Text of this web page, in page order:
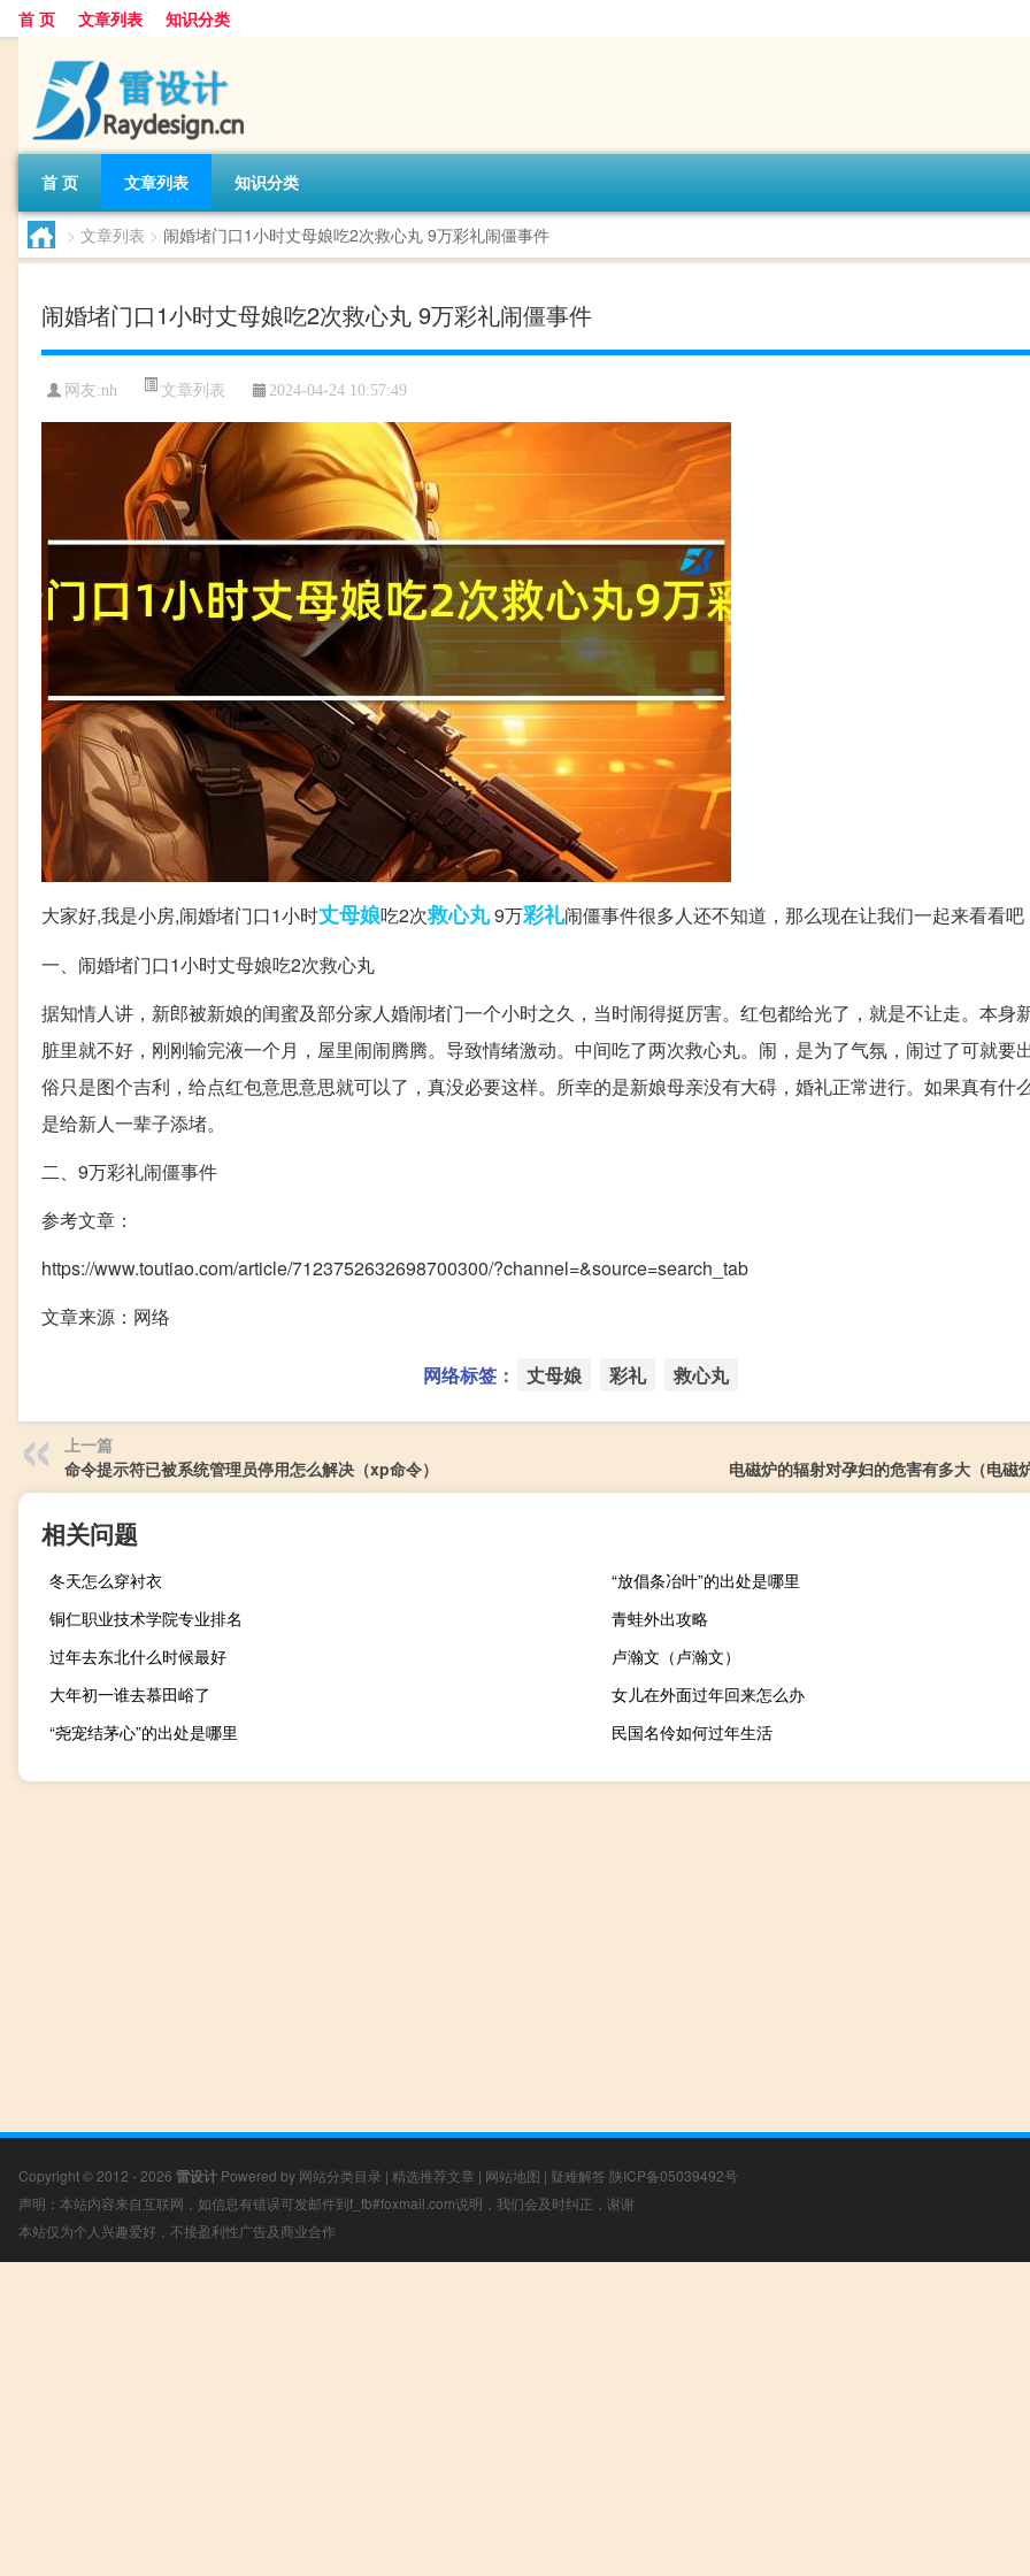
首 页 文章列表 知识分类
首 页 文章列表 知识分类
> 文章列表 > 闹婚堵门口1小时丈母娘吃2次救心丸 9万彩礼闹僵事件
闹婚堵门口1小时丈母娘吃2次救心丸 9万彩礼闹僵事件
网友:nh 文章列表 2024-04-24 10:57:49
大家好,我是小房,闹婚堵门口1小时丈母娘吃2次救心丸9万彩礼闹僵事件很多人还不知道，那么现在让我们一起来看看吧
一、闹婚堵门口1小时丈母娘吃2次救心丸
据知情人讲，新郎被新娘的闺蜜及部分家人婚闹堵门一个小时之久，当时闹得挺厉害。红包都给光了，就是不让走。本身
脏里就不好，刚刚输完液一个月，屋里闹闹腾腾。导致情绪激动。中间吃了两次救心丸。闹，是为了气氛，闹过了可就要
俗只是图个吉利，给点红包意思意思就可以了，真没必要这样。所幸的是新娘母亲没有大碍，婚礼正常进行。如果真有什
是给新人一辈子添堵。
二、9万彩礼闹僵事件
参考文章：
https://www.toutiao.com/article/7123752632698700300/?channel=&source=search_tab
文章来源：网络
网络标签： 丈母娘 彩礼 救心丸
上一篇
命令提示符已被系统管理员停用怎么解决（xp命令）
电磁炉的辐射对孕妇的危害有多大（电磁
相关问题
冬天怎么穿衬衣
“放倡条冶叶”的出处是哪里
铜仁职业技术学院专业排名
青蛙外出攻略
过年去东北什么时候最好
卢瀚文（卢瀚文）
大年初一谁去慕田峪了
女儿在外面过年回来怎么办
“尧宠结茅心”的出处是哪里
民国名伶如何过年生活
Copyright © 2012 - 2026 雷设计 Powered by 网站分类目录 | 精选推荐文章 | 网站地图 | 疑难解答 陕ICP备05039492号
声明：本站内容来自互联网，如信息有错误可发邮件到f_fb#foxmail.com说明，我们会及时纠正，谢谢
本站仅为个人兴趣爱好，不接盈利性广告及商业合作